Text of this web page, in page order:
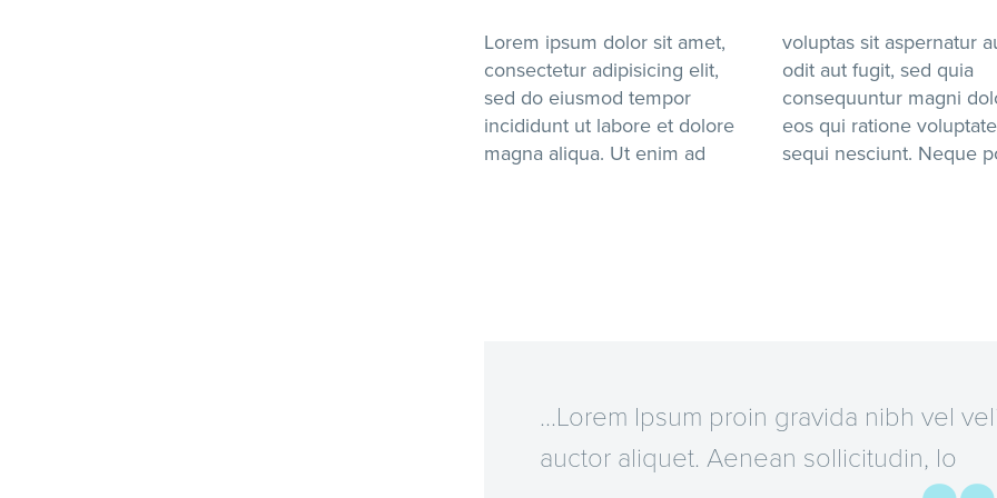
Lorem ipsum dolor sit amet,
consectetur adipisicing elit,
sed do eiusmod tempor
incididunt ut labore et dolore
magna aliqua. Ut enim ad
voluptas sit aspernatur
odit aut fugit, sed quia
consequuntur magni
eos qui ratione
sequi nesciunt. Neque
…Lorem Ipsum proin gravida nibh vel
auctor aliquet. Aenean sollicitudin, lo